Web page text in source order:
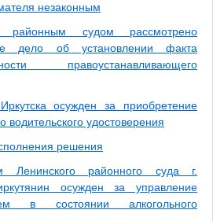
незаконным
районным судом рассмотрено
дело об установлении факта
правоустанавливающего
осужден за приобретение
водительского удостоверения
решения
Ленинского районного суда г.
осужден за управление
в состоянии алкогольного